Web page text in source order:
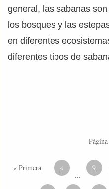
general, las sabanas
los bosques y las
en diferentes
diferentes tipos de
« Primera «
...
9